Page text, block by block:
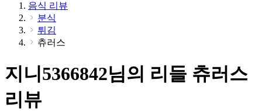
음식 리뷰
분식
튀김
츄러스
지니5366842님의 리들 츄러스
리뷰